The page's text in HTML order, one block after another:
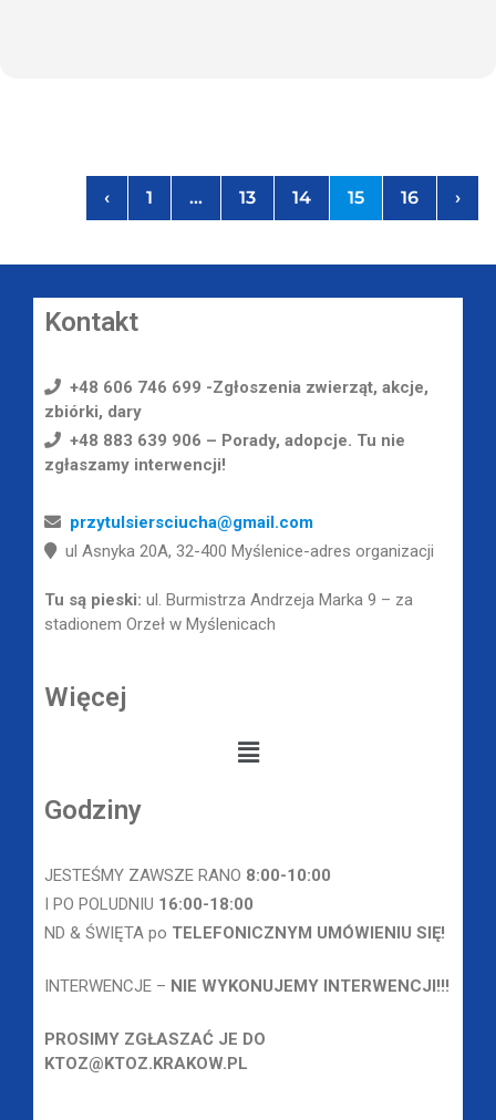
‹ 1 … 13 14 15 16 ›
Kontakt
+48 606 746 699 -Zgłoszenia zwierząt, akcje,
zbiórki, dary
+48 883 639 906 – Porady, adopcje. Tu nie
zgłaszamy interwencji!
przytulsiersciucha@gmail.com
ul Asnyka 20A, 32-400 Myślenice-adres organizacji
Tu są pieski: ul. Burmistrza Andrzeja Marka 9 – za
stadionem Orzeł w Myślenicach
Więcej
Godziny
JESTEŚMY ZAWSZE RANO 8:00-10:00
I PO POLUDNIU 16:00-18:00
ND & ŚWIĘTA po TELEFONICZNYM UMÓWIENIU SIĘ!
INTERWENCJE – NIE WYKONUJEMY INTERWENCJI!!!
PROSIMY ZGŁASZAĆ JE DO
KTOZ@KTOZ.KRAKOW.PL